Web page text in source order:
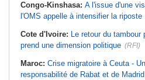
Congo-Kinshasa: A l'issue d'une
l'OMS appelle à intensifier la riposte
Cote d'Ivoire: Le retour du tambour
prend une dimension politique (RFI)
Maroc: Crise migratoire à Ceuta -
responsabilité de Rabat et de Madrid